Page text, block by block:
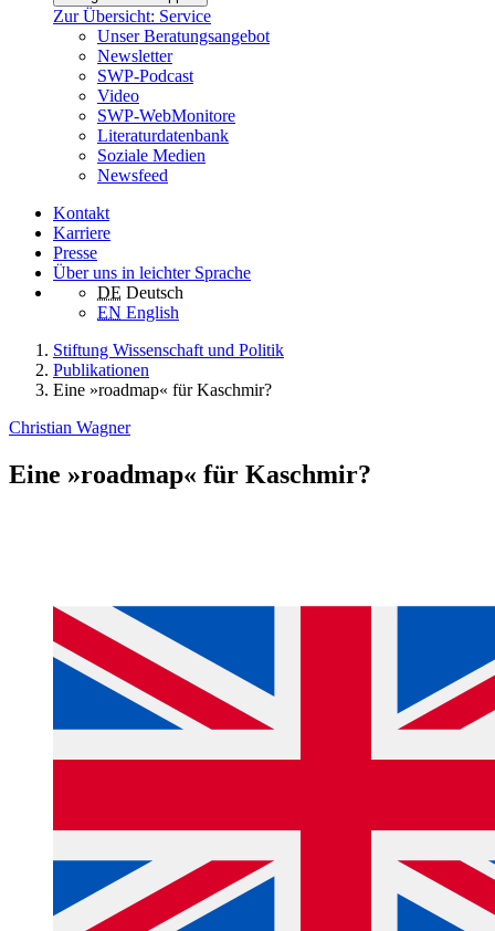
Zur Übersicht: Service
Unser Beratungsangebot
Newsletter
SWP-Podcast
Video
SWP-WebMonitore
Literaturdatenbank
Soziale Medien
Newsfeed
Kontakt
Karriere
Presse
Über uns in leichter Sprache
DE Deutsch
EN English
Stiftung Wissenschaft und Politik
Publikationen
Eine »roadmap« für Kaschmir?
Christian Wagner
Eine »roadmap« für Kaschmir?